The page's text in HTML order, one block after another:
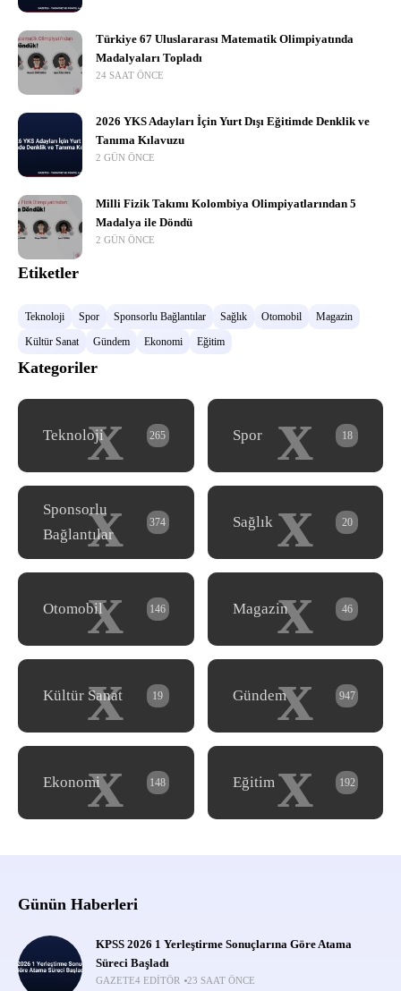
Türkiye 67 Uluslararası Matematik Olimpiyatında
Madalyaları Topladı
24 SAAT ÖNCE
2026 YKS Adayları İçin Yurt Dışı Eğitimde Denklik ve
Tanıma Kılavuzu
2 GÜN ÖNCE
Milli Fizik Takımı Kolombiya Olimpiyatlarından 5
Madalya ile Döndü
2 GÜN ÖNCE
Etiketler
Teknoloji Spor Sponsorlu Bağlantılar Sağlık Otomobil
Magazin
Kültür Sanat
Gündem Ekonomi Eğitim
Kategoriler
x
Teknoloji 265 x
Spor 18
x
Sponsorlu
Bağlantılar
374 x
Sağlık 20
x
Otomobil 146 x
Magazin 46
x
Kültür Sanat 19 x
Gündem 947
x
Ekonomi 148 x
Eğitim 192
Günün Haberleri
KPSS 2026 1 Yerleştirme Sonuçlarına Göre Atama
Süreci Başladı
GAZETE4 EDITÖR 23 SAAT ÖNCE